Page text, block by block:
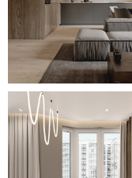
дверей
который
уютную
детской.
в